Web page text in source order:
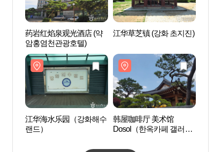
药岩红焰泉观光酒店 (약
암홍염천관광호텔)
江华草芝镇 (강화 초지진)
江华海水乐园（강화해수
랜드）
韩屋咖啡厅 美术馆
Dosol（한옥카페 갤러리